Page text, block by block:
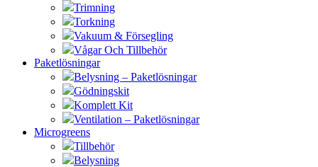
Trimning
Torkning
Vakuum & Försegling
Vågar Och Tillbehör
Paketlösningar
Belysning – Paketlösningar
Gödningskit
Komplett Kit
Ventilation – Paketlösningar
Microgreens
Tillbehör
Belysning